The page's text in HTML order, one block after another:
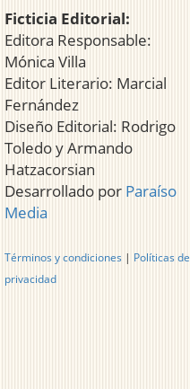
Ficticia Editorial:
Editora Responsable:
Mónica Villa
Editor Literario: Marcial
Fernández
Diseño Editorial: Rodrigo
Toledo y Armando
Hatzacorsian
Desarrollado por Paraíso
Media
Términos y condiciones | Políticas de
privacidad